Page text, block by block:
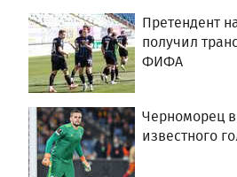
Претендент
получил
ФИФА
Черноморец
известного